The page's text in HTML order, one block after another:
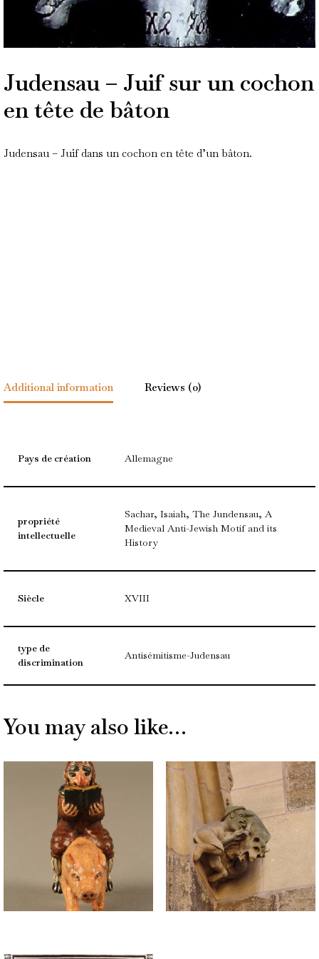
Judensau – Juif sur un cochon
en tête de bâton
Judensau – Juif dans un cochon en tête d’un bâton.
Additional information Reviews (0)
Pays de création Allemagne
propriété
intellectuelle
Sachar, Isaiah, The Jundensau, A
Medieval Anti-Jewish Motif and its
History
Siècle XVIII
type de
discrimination
Antisémitisme-Judensau
You may also like…